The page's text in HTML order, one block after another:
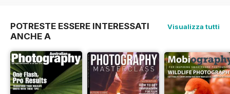
POTRESTE ESSERE INTERESSATI
ANCHE A
Visualizza tutti